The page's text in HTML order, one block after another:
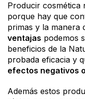
Producir cosmética
porque hay que
primas y la manera
ventajas podemos
beneficios de la
probada eficacia y
efectos negativos
Además estos